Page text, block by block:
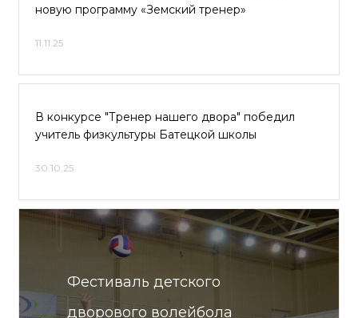
новую программу «Земский тренер»
11.11.25
В конкурсе "Тренер нашего двора" победил
учитель физкультуры Батецкой школы
30.10.25
Фестиваль детского
дворового волейбола